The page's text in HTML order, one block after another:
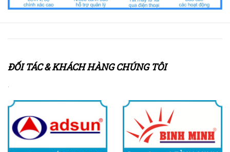
ĐỐI TÁC & KHÁCH HÀNG CHÚNG TÔI
.